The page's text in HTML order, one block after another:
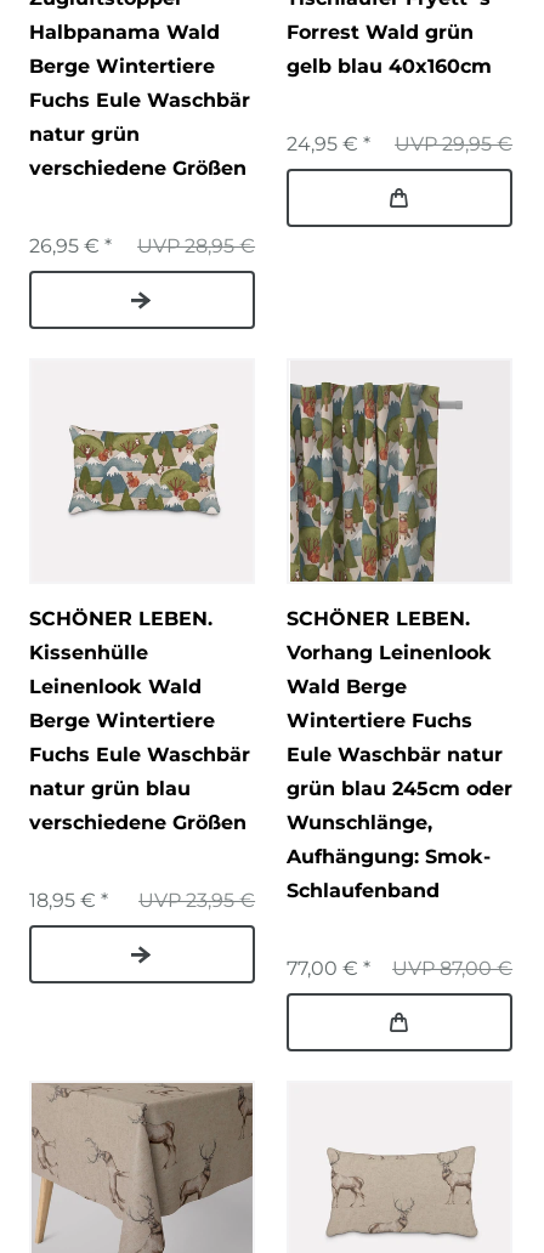
Halbpanama Wald
Berge Wintertiere
Fuchs Eule Waschbär
natur grün
verschiedene Größen
UVP 28,95 €
26,95 € *
Forrest Wald grün
gelb blau 40x160cm
UVP 29,95 €
24,95 € *
SCHÖNER LEBEN.
Kissenhülle
Leinenlook Wald
Berge Wintertiere
Fuchs Eule Waschbär
natur grün blau
verschiedene Größen
UVP 23,95 €
18,95 € *
SCHÖNER LEBEN.
Vorhang Leinenlook
Wald Berge
Wintertiere Fuchs
Eule Waschbär natur
grün blau 245cm oder
Wunschlänge,
Aufhängung: Smok-
Schlaufenband
UVP 87,00 €
77,00 € *